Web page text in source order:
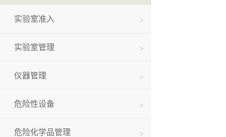
实验室准入
实验室管理
仪器管理
危险性设备
危险化学品管理